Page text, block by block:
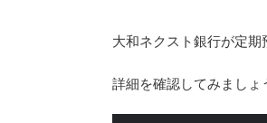
大和ネクスト銀行が定期
詳細を確認してみましょ